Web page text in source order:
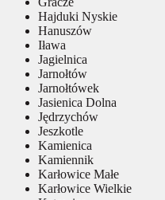
Hajduki Nyskie
Hanuszów
Iława
Jagielnica
Jarnołtów
Jarnołtówek
Jasienica Dolna
Jędrzychów
Jeszkotle
Kamienica
Kamiennik
Karłowice Małe
Karłowice Wielkie